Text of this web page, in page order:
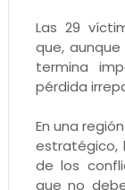
Las 29
que,
termina
pérdida
En una
estratégico,
de los
que no